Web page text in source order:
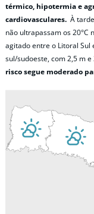
térmico, hipotermia e
cardiovasculares. À
não ultrapassam os 20°C
agitado entre o Litoral Sul
sul/sudoeste, com 2,5 m
risco segue moderado